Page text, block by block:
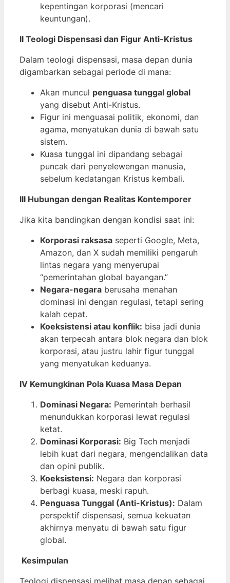
kepentingan korporasi (mencari
keuntungan).
II Teologi Dispensasi dan Figur Anti-Kristus
Dalam teologi dispensasi, masa depan dunia
digambarkan sebagai periode di mana:
Akan muncul penguasa tunggal global
yang disebut Anti-Kristus.
Figur ini menguasai politik, ekonomi, dan
agama, menyatukan dunia di bawah satu
sistem.
Kuasa tunggal ini dipandang sebagai
puncak dari penyelewengan manusia,
sebelum kedatangan Kristus kembali.
III Hubungan dengan Realitas Kontemporer
Jika kita bandingkan dengan kondisi saat ini:
Korporasi raksasa seperti Google, Meta,
Amazon, dan X sudah memiliki pengaruh
lintas negara yang menyerupai
“pemerintahan global bayangan.”
Negara-negara berusaha menahan
dominasi ini dengan regulasi, tetapi sering
kalah cepat.
Koeksistensi atau konflik: bisa jadi dunia
akan terpecah antara blok negara dan blok
korporasi, atau justru lahir figur tunggal
yang menyatukan keduanya.
IV Kemungkinan Pola Kuasa Masa Depan
Dominasi Negara: Pemerintah berhasil
menundukkan korporasi lewat regulasi
ketat.
Dominasi Korporasi: Big Tech menjadi
lebih kuat dari negara, mengendalikan data
dan opini publik.
Koeksistensi: Negara dan korporasi
berbagi kuasa, meski rapuh.
Penguasa Tunggal (Anti-Kristus): Dalam
perspektif dispensasi, semua kekuatan
akhirnya menyatu di bawah satu figur
global.
Kesimpulan
Teologi dispensasi melihat masa depan sebagai